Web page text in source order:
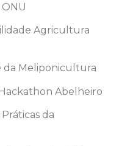
Agricultura
da Meliponicultura
Abelheiro
da